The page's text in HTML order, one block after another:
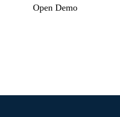
Open Demo